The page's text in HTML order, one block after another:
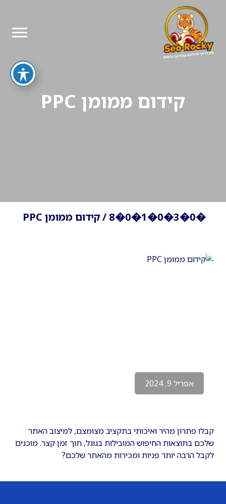
קידום ממומן PPC
�0�3�0�1�0�8
/קידום ממומן PPC
אפריל 9, 2024
קבלו פתרון מהיר ואיכותי בתקציב מצומצם, למיצוב האתר
שלכם בתוצאות החיפוש המובילות בגוגל, תוך זמן קצר. מוכנים
לקבל הרבה יותר פניות ומכירות מהאתר שלכם?